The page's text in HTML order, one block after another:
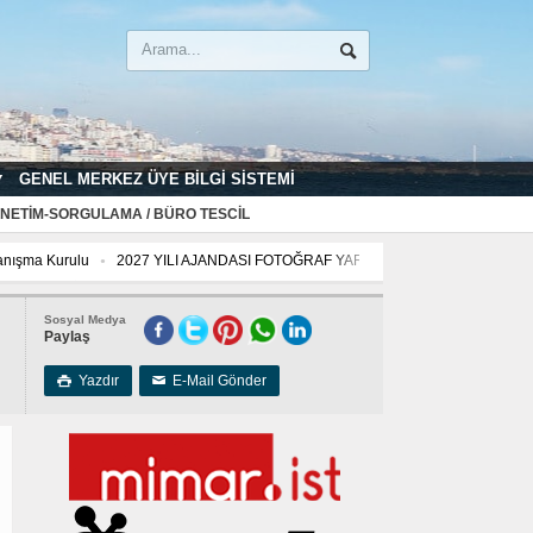
GENEL MERKEZ ÜYE BILGI SISTEMI
SORGULAMA / BÜRO TESCIL
Kurulu
2027 YILI AJANDASI FOTOĞRAF YARIŞMASI “Mimarlığın İzleri”
Sosyal Medya
Paylaş
 Yazdır ✉ E-Mail Gönder